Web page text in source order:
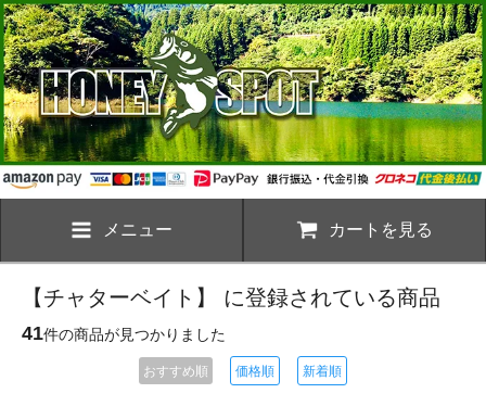
メニュー カートを見る
【チャターベイト】 に登録されている商品
41件の商品が見つかりました
おすすめ順 価格順 新着順